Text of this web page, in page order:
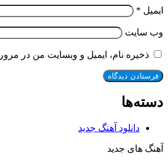
ایمیل *
وب‌ سایت
ذخیره نام، ایمیل و وبسایت من در
دسته‌ها
دانلود آهنگ جدید
آهنگ های جدید